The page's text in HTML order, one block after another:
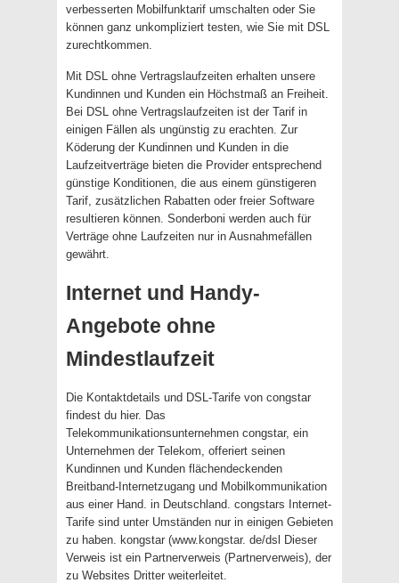
verbesserten Mobilfunktarif umschalten oder Sie
können ganz unkompliziert testen, wie Sie mit DSL
zurechtkommen.
Mit DSL ohne Vertragslaufzeiten erhalten unsere
Kundinnen und Kunden ein Höchstmaß an Freiheit.
Bei DSL ohne Vertragslaufzeiten ist der Tarif in
einigen Fällen als ungünstig zu erachten. Zur
Köderung der Kundinnen und Kunden in die
Laufzeitverträge bieten die Provider entsprechend
günstige Konditionen, die aus einem günstigeren
Tarif, zusätzlichen Rabatten oder freier Software
resultieren können. Sonderboni werden auch für
Verträge ohne Laufzeiten nur in Ausnahmefällen
gewährt.
Internet und Handy-
Angebote ohne
Mindestlaufzeit
Die Kontaktdetails und DSL-Tarife von congstar
findest du hier. Das
Telekommunikationsunternehmen congstar, ein
Unternehmen der Telekom, offeriert seinen
Kundinnen und Kunden flächendeckenden
Breitband-Internetzugang und Mobilkommunikation
aus einer Hand. in Deutschland. congstars Internet-
Tarife sind unter Umständen nur in einigen Gebieten
zu haben. kongstar (www.kongstar. de/dsl Dieser
Verweis ist ein Partnerverweis (Partnerverweis), der
zu Websites Dritter weiterleitet.